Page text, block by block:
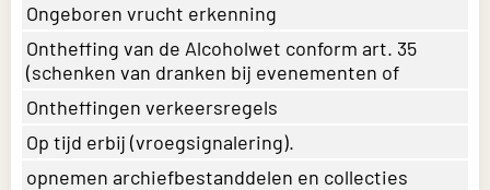
Ongeboren vrucht erkenning
Ontheffing van de Alcoholwet conform art. 35
(schenken van dranken bij evenementen of
Ontheffingen verkeersregels
Op tijd erbij (vroegsignalering).
opnemen archiefbestanddelen en collecties